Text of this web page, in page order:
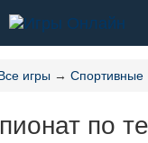
игры → Спортивные
по